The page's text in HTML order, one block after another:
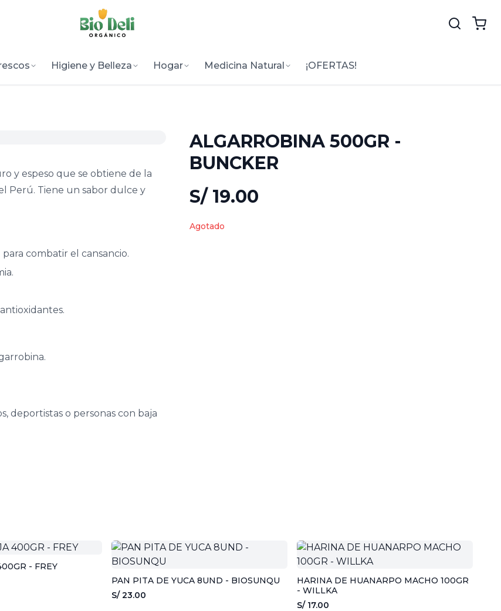
Higiene y Belleza Hogar Medicina Natural ¡OFERTAS!
ALGARROBINA 500GR -
BUNCKER
S/ 19.00
Agotado
y espeso que se obtiene de la
Perú. Tiene un sabor dulce y
combatir el cansancio.
deportistas o personas con baja
- FREY
PAN PITA DE YUCA 8UND - BIOSUNQU
S/ 23.00
HARINA DE HUANARPO MACHO 100GR
- WILLKA
S/ 17.00